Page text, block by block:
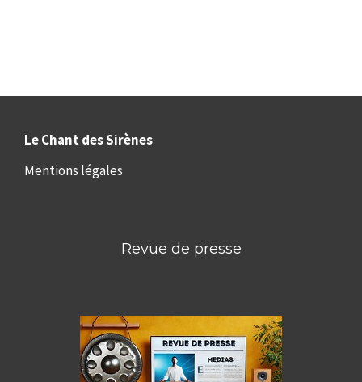
Le Chant des Sirènes
Mentions légales
Revue de presse